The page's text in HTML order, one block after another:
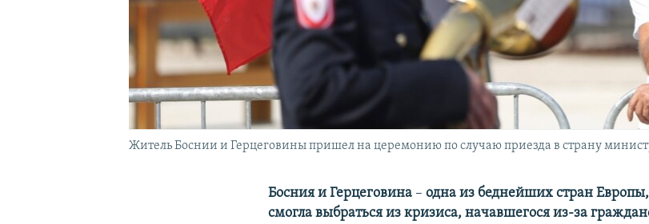
Житель Боснии и Герцеговины пришел на церемонию по случаю приезда в страну
Босния и Герцеговина – одна из беднейших стран
смогла выбраться из кризиса, начавшегося из-за